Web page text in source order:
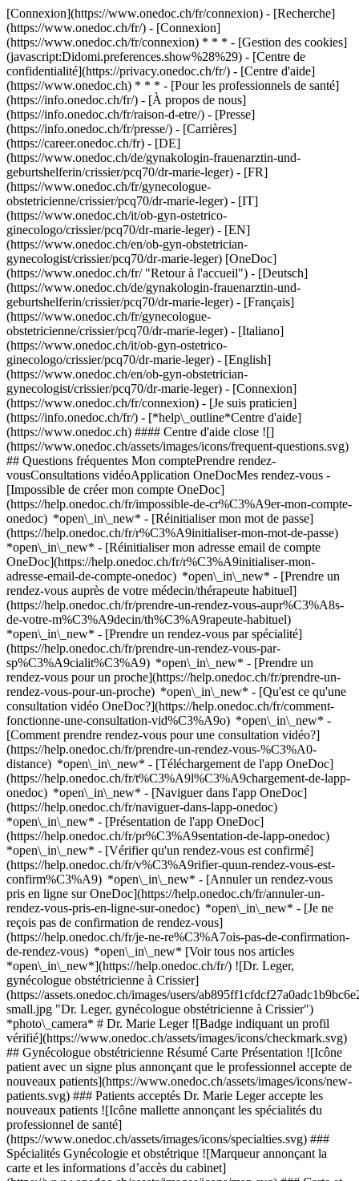
[Connexion](https://www.onedoc.ch/fr/connexion) - [Recherche]
(https://www.onedoc.ch/fr/) - [Connexion]
(https://www.onedoc.ch/fr/connexion) * * * - [Gestion des cookies]
(javascript:Didomi.preferences.show%28%29) - [Centre de
confidentialité](https://privacy.onedoc.ch/fr/) - [Centre d'aide]
(https://www.onedoc.ch) * * * - [Pour les professionnels de santé]
(https://info.onedoc.ch/fr/) - [À propos de nous]
(https://info.onedoc.ch/fr/raison-d-etre/) - [Presse]
(https://info.onedoc.ch/fr/presse/) - [Carrières]
(https://career.onedoc.ch/fr) - [DE]
(https://www.onedoc.ch/de/gynakologin-frauenarztin-und-
geburtshelferin/crissier/pcq70/dr-marie-leger) - [FR]
(https://www.onedoc.ch/fr/gynecologue-
obstetricienne/crissier/pcq70/dr-marie-leger) - [IT]
(https://www.onedoc.ch/it/ob-gyn-ostetrico-
ginecologo/crissier/pcq70/dr-marie-leger) - [EN]
(https://www.onedoc.ch/en/ob-gyn-obstetrician-
gynecologist/crissier/pcq70/dr-marie-leger) [OneDoc]
(https://www.onedoc.ch/fr/ "Retour à l'accueil") - [Deutsch]
(https://www.onedoc.ch/de/gynakologin-frauenarztin-und-
geburtshelferin/crissier/pcq70/dr-marie-leger) - [Français]
(https://www.onedoc.ch/fr/gynecologue-
obstetricienne/crissier/pcq70/dr-marie-leger) - [Italiano]
(https://www.onedoc.ch/it/ob-gyn-ostetrico-
ginecologo/crissier/pcq70/dr-marie-leger) - [English]
(https://www.onedoc.ch/en/ob-gyn-obstetrician-
gynecologist/crissier/pcq70/dr-marie-leger) - [Connexion]
(https://www.onedoc.ch/fr/connexion) - [Je suis praticien]
(https://info.onedoc.ch/fr/) - [*help\_outline*Centre d'aide]
(https://www.onedoc.ch) #### Centre d'aide close ![]
(https://www.onedoc.ch/assets/images/icons/frequent-questions.svg)
## Questions fréquentes Mon comptePrendre rendez-
vousConsultations vidéoApplication OneDocMes rendez-vous -
[Impossible de créer mon compte OneDoc]
(https://help.onedoc.ch/fr/impossible-de-cr%C3%A9er-mon-compte-
onedoc) *open\_in\_new* - [Réinitialiser mon mot de passe]
(https://help.onedoc.ch/fr/r%C3%A9initialiser-mon-mot-de-passe)
*open\_in\_new* - [Réinitialiser mon adresse email de compte
OneDoc](https://help.onedoc.ch/fr/r%C3%A9initialiser-mon-
adresse-email-de-compte-onedoc) *open\_in\_new* - [Prendre un
rendez-vous auprès de votre médecin/thérapeute habituel]
(https://help.onedoc.ch/fr/prendre-un-rendez-vous-aupr%C3%A8s-
de-votre-m%C3%A9decin/th%C3%A9rapeute-habituel)
*open\_in\_new* - [Prendre un rendez-vous par spécialité]
(https://help.onedoc.ch/fr/prendre-un-rendez-vous-par-
sp%C3%A9cialit%C3%A9) *open\_in\_new* - [Prendre un
rendez-vous pour un proche](https://help.onedoc.ch/fr/prendre-un-
rendez-vous-pour-un-proche) *open\_in\_new* - [Qu'est ce qu'une
consultation vidéo OneDoc?](https://help.onedoc.ch/fr/comment-
fonctionne-une-consultation-vid%C3%A9o) *open\_in\_new* -
[Comment prendre rendez-vous pour une consultation vidéo?]
(https://help.onedoc.ch/fr/prendre-un-rendez-vous-%C3%A0-
distance) *open\_in\_new* - [Téléchargement de l'app OneDoc]
(https://help.onedoc.ch/fr/t%C3%A9l%C3%A9chargement-de-lapp-
onedoc) *open\_in\_new* - [Naviguer dans l'app OneDoc]
(https://help.onedoc.ch/fr/naviguer-dans-lapp-onedoc)
*open\_in\_new* - [Présentation de l'app OneDoc]
(https://help.onedoc.ch/fr/pr%C3%A9sentation-de-lapp-onedoc)
*open\_in\_new* - [Vérifier qu'un rendez-vous est confirmé]
(https://help.onedoc.ch/fr/v%C3%A9rifier-quun-rendez-vous-est-
confirm%C3%A9) *open\_in\_new* - [Annuler un rendez-vous
pris en ligne sur OneDoc](https://help.onedoc.ch/fr/annuler-un-
rendez-vous-pris-en-ligne-sur-onedoc) *open\_in\_new* - [Je ne
reçois pas de confirmation de rendez-vous]
(https://help.onedoc.ch/fr/je-ne-re%C3%A7ois-pas-de-confirmation-
de-rendez-vous) *open\_in\_new* [Voir tous nos articles
*open\_in\_new*](https://help.onedoc.ch/fr/) ![Dr. Leger,
gynécologue obstétricienne à Crissier]
(https://assets.onedoc.ch/images/users/
small.jpg "Dr. Leger, gynécologue obstétricienne à Crissier")
*photo\_camera* # Dr. Marie Leger ![Badge indiquant un profil
vérifié](https://www.onedoc.ch/assets/images/icons/checkmark.svg)
## Gynécologue obstétricienne Résumé Carte Présentation ![Icône
patient avec un signe plus annonçant que le professionnel accepte de
nouveaux patients](https://www.onedoc.ch/assets/images/icons/new-
patients.svg) ### Patients acceptés Dr. Marie Leger accepte les
nouveaux patients ![Icône mallette annonçant les spécialités du
professionnel de santé]
(https://www.onedoc.ch/assets/images/icons/specialties.svg) ###
Spécialités Gynécologie et obstétrique ![Marqueur annonçant la
carte et les informations d’accès du cabinet]